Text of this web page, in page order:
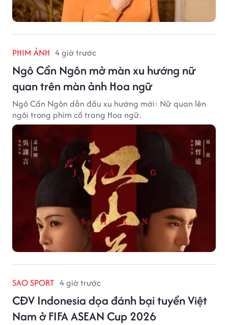
PHIM ẢNH 4 giờ trước
Ngô Cẩn Ngôn mở màn xu hướng nữ
quan trên màn ảnh Hoa ngữ
Ngô Cẩn Ngôn dẫn đầu xu hướng mới: Nữ quan lên
ngôi trong phim cổ trang Hoa ngữ.
SAO SPORT 4 giờ trước
CĐV Indonesia dọa đánh bại tuyển Việt
Nam ở FIFA ASEAN Cup 2026